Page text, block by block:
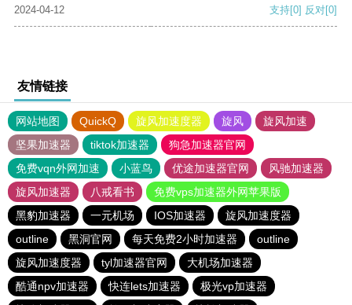
2024-04-12 支持[0] 反对[0]
友情链接
网站地图 QuickQ 旋风加速度器 旋风
旋风加速
坚果加速器
tiktok加速器
狗急加速器官网
免费vqn外网加速
小蓝鸟 优途加速器官网
风驰加速器
旋风加速器
八戒看书
免费vps加速器外网苹果版
黑豹加速器
一元机场 IOS加速器
旋风加速度器
outline
黑洞官网 每天免费2小时加速器
outline
旋风加速度器
tyl加速器官网
大机场加速器
酷通npv加速器
快连lets加速器
极光vp加速器